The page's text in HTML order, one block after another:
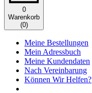
0
Warenkorb
(0)
Meine Bestellungen
Mein Adressbuch
Meine Kundendaten
Nach Vereinbarung
Können Wir Helfen?